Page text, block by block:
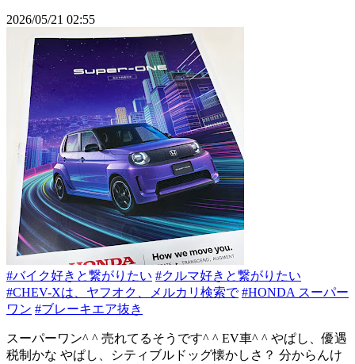
2026/05/21 02:55
#バイク好きと繋がりたい #クルマ好きと繋がりたい
#CHEV-Xは、ヤフオク、メルカリ検索で #HONDA スーパー
ワン #ブレーキエア抜き
スーパーワン^ ^ 売れてるそうです^ ^ EV車^ ^ やぱし、優遇
税制かな やぱし、シティブルドッグ懐かしさ？ 分からんけ